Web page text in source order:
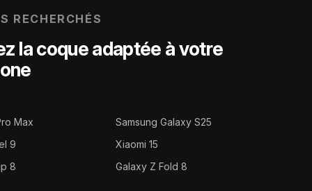
RECHERCHÉS
la coque adaptée à votre
Max
Samsung Galaxy S25
9
Xiaomi 15
8
Galaxy Z Fold 8